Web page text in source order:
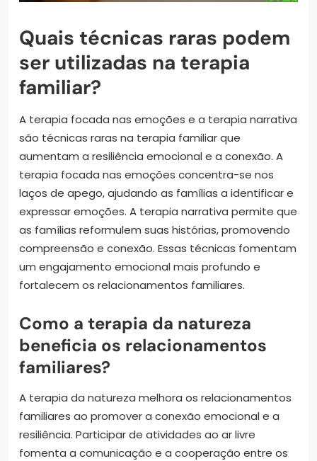
Quais técnicas raras podem
ser utilizadas na terapia
familiar?
A terapia focada nas emoções e a terapia narrativa
são técnicas raras na terapia familiar que
aumentam a resiliência emocional e a conexão. A
terapia focada nas emoções concentra-se nos
laços de apego, ajudando as famílias a identificar e
expressar emoções. A terapia narrativa permite que
as famílias reformulem suas histórias, promovendo
compreensão e conexão. Essas técnicas fomentam
um engajamento emocional mais profundo e
fortalecem os relacionamentos familiares.
Como a terapia da natureza
beneficia os relacionamentos
familiares?
A terapia da natureza melhora os relacionamentos
familiares ao promover a conexão emocional e a
resiliência. Participar de atividades ao ar livre
fomenta a comunicação e a cooperação entre os